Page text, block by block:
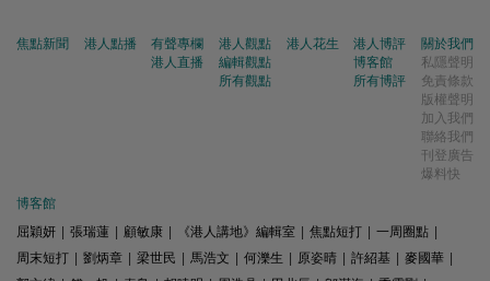
焦點新聞 港人點播
有聲專欄
港人直播
港人觀點
編輯觀點
所有觀點
港人花生
港人博評
博客館
所有博評
關於我們
私隱聲明
免責條款
版權聲明
加入我們
聯絡我們
刊登廣告
爆料快
博客館
屈穎妍
張瑞蓮 顧敏康 《港人講地》編輯室 焦點短打 一周圈點
周末短打
劉炳章 梁世民 馬浩文 何濼生 原姿晴 許紹基 麥國華